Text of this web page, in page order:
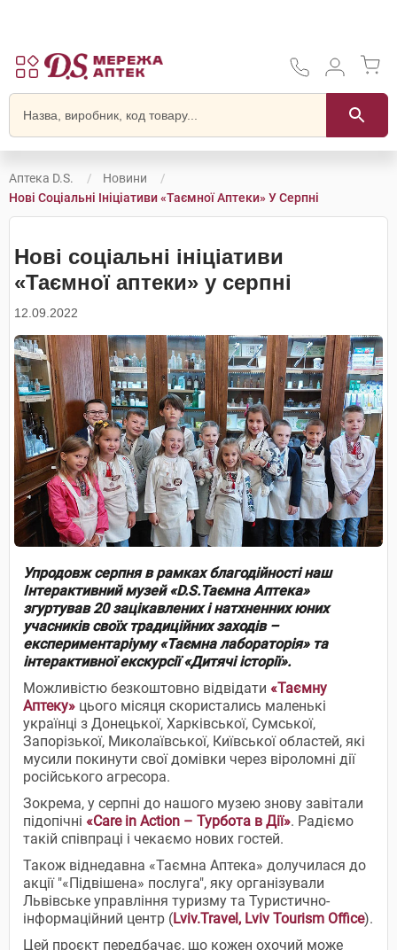
Аптека D.S.
Новини
Нові Соціальні Ініціативи «Таємної Аптеки» У Серпні
Нові соціальні ініціативи
«Таємної аптеки» у серпні
12.09.2022
Упродовж серпня в рамках благодійності наш
Інтерактивний музей «D.S.Таємна Аптека»
згуртував 20 зацікавлених і натхненних юних
учасників своїх традиційних заходів –
експериментаріуму «Таємна лабораторія» та
інтерактивної екскурсії «Дитячі історії».
Можливістю безкоштовно відвідати «Таємну
Аптеку» цього місяця скористались маленькі
українці з Донецької, Харківської, Сумської,
Запорізької, Миколаївської, Київської областей, які
мусили покинути свої домівки через віроломні дії
російського агресора.
Зокрема, у серпні до нашого музею знову завітали
підопічні «Care in Action – Турбота в Дії». Радіємо
такій співпраці і чекаємо нових гостей.
Також віднедавна «Таємна Аптека» долучилася до
акції "«Підвішена» послуга", яку організували
Львівське управління туризму та Туристично-
інформаційний центр (Lviv.Travel, Lviv Tourism Office).
Цей проєкт передбачає, що кожен охочий може